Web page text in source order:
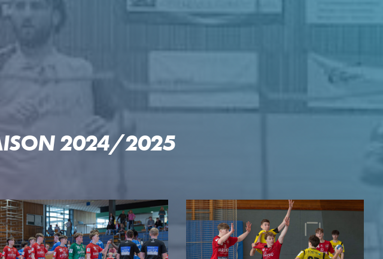
2024/2025
Pep & Pop Reloaded
Patrick-Lengler-Cup
Welde-Kamingespräch